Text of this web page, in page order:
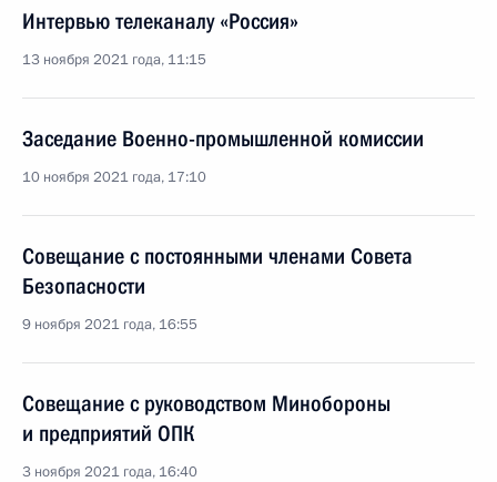
Интервью телеканалу «Россия»
13 ноября 2021 года, 11:15
Заседание Военно-промышленной комиссии
10 ноября 2021 года, 17:10
Совещание с постоянными членами Совета
Безопасности
9 ноября 2021 года, 16:55
Совещание с руководством Минобороны
и предприятий ОПК
3 ноября 2021 года, 16:40